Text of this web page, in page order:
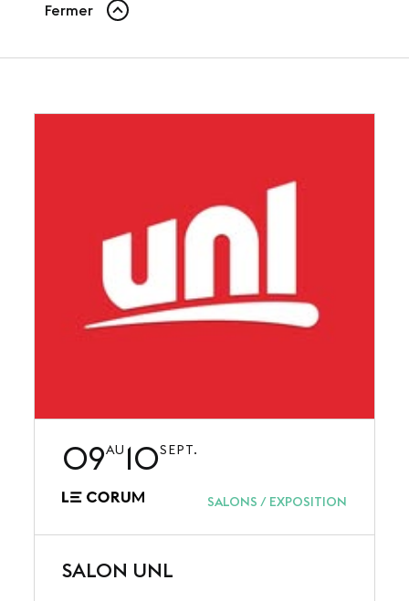
INFORMATIONS PRATIQUES
Fermer
09AU 10SEPT.
SALONS / EXPOSITION
SALON UNL